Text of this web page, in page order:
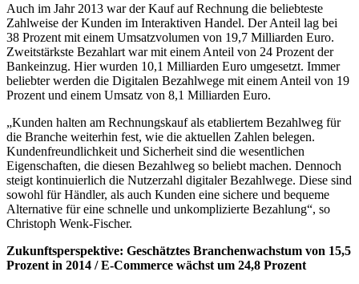
Auch im Jahr 2013 war der Kauf auf Rechnung die beliebteste
Zahlweise der Kunden im Interaktiven Handel. Der Anteil lag bei
38 Prozent mit einem Umsatzvolumen von 19,7 Milliarden Euro.
Zweitstärkste Bezahlart war mit einem Anteil von 24 Prozent der
Bankeinzug. Hier wurden 10,1 Milliarden Euro umgesetzt. Immer
beliebter werden die Digitalen Bezahlwege mit einem Anteil von 19
Prozent und einem Umsatz von 8,1 Milliarden Euro.
„Kunden halten am Rechnungskauf als etabliertem Bezahlweg für
die Branche weiterhin fest, wie die aktuellen Zahlen belegen.
Kundenfreundlichkeit und Sicherheit sind die wesentlichen
Eigenschaften, die diesen Bezahlweg so beliebt machen. Dennoch
steigt kontinuierlich die Nutzerzahl digitaler Bezahlwege. Diese sind
sowohl für Händler, als auch Kunden eine sichere und bequeme
Alternative für eine schnelle und unkomplizierte Bezahlung“, so
Christoph Wenk-Fischer.
Zukunftsperspektive: Geschätztes Branchenwachstum von 15,5
Prozent in 2014 / E-Commerce wächst um 24,8 Prozent